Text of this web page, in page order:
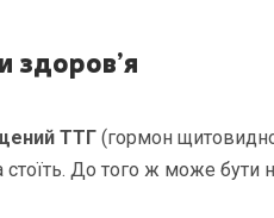
здоров’я
ТТГ (гормон
стоїть. До того ж може бути